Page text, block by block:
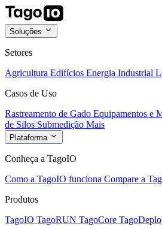
Soluções
Setores
Agricultura Edifícios Energia Industrial
Casos de Uso
Rastreamento de Gado Equipamentos e
de Silos Submedição Mais
Plataforma
Conheça a TagoIO
Como a TagoIO funciona Compare a
Produtos
TagoIO TagoRUN TagoCore